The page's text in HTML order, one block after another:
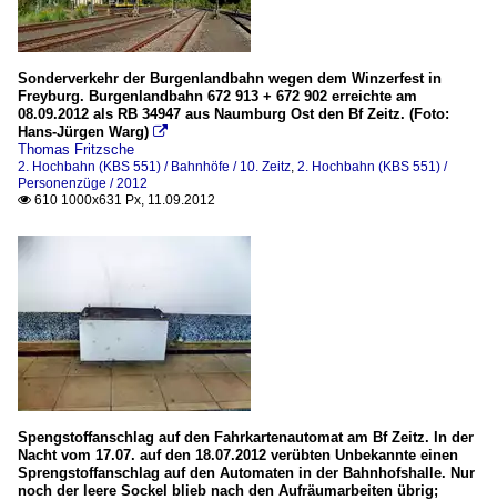
Sonderverkehr der Burgenlandbahn wegen dem Winzerfest in
Freyburg. Burgenlandbahn 672 913 + 672 902 erreichte am
08.09.2012 als RB 34947 aus Naumburg Ost den Bf Zeitz. (Foto:
Hans-Jürgen Warg) 
Thomas Fritzsche
2. Hochbahn (KBS 551) / Bahnhöfe / 10. Zeitz 2. Hochbahn (KBS 551) /
Personenzüge / 2012
 610 1000x631 Px, 11.09.2012
Spengstoffanschlag auf den Fahrkartenautomat am Bf Zeitz. In der
Nacht vom 17.07. auf den 18.07.2012 verübten Unbekannte einen
Sprengstoffanschlag auf den Automaten in der Bahnhofshalle. Nur
noch der leere Sockel blieb nach den Aufräumarbeiten übrig;